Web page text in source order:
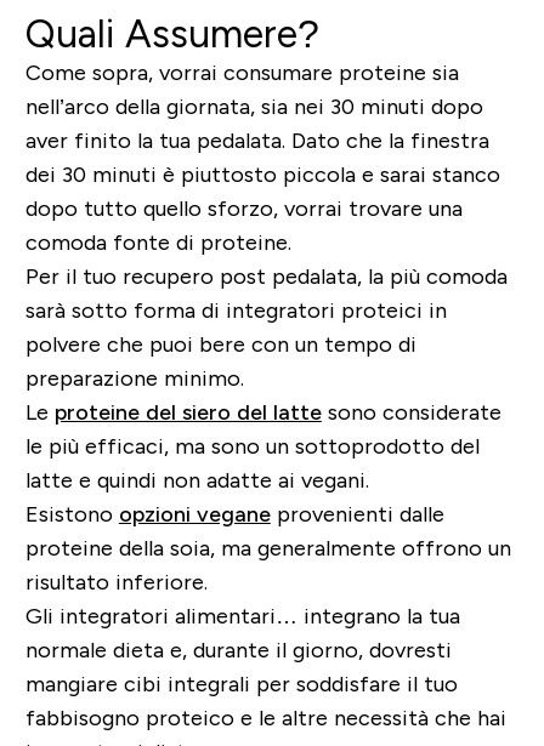
Quali Assumere?
Come sopra, vorrai consumare proteine sia
nell’arco della giornata, sia nei 30 minuti dopo
aver finito la tua pedalata. Dato che la finestra
dei 30 minuti è piuttosto piccolae sarai stanco
dopo tutto quello sforzo, vorrai trovare una
comoda fonte di proteine.
Per il tuo recupero post pedalata, la più comoda
sarà sotto forma di integratori proteici in
polvere che puoi bere con un tempo di
preparazione minimo.
Le proteine del siero del lattesono considerate
le più efficaci, ma sono un sottoprodotto del
latte e quindi non adatte ai vegani.
Esistono opzioni veganeprovenienti dalle
proteine della soia, ma generalmente offrono un
risultato inferiore.
Gli integratori alimentari… integrano la tua
normale dieta e, durante il giorno, dovresti
mangiare cibi integrali per soddisfare il tuo
fabbisogno proteicoe le altre necessità che hai